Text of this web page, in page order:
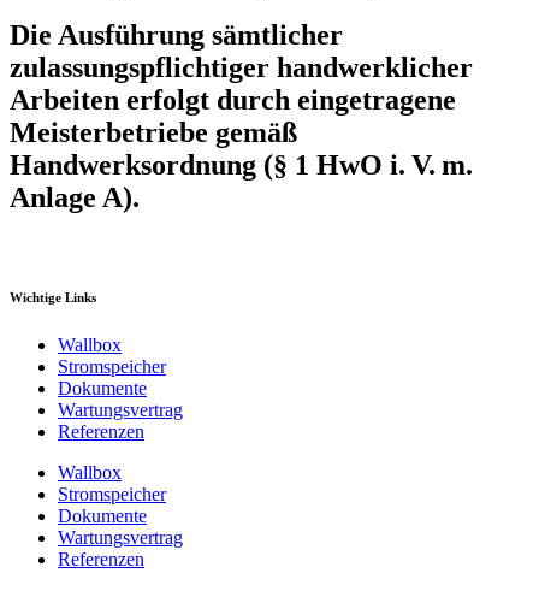
Die Ausführung sämtlicher
zulassungspflichtiger handwerklicher
Arbeiten erfolgt durch eingetragene
Meisterbetriebe gemäß
Handwerksordnung (§ 1 HwO i. V. m.
Anlage A).
Wichtige Links
Wallbox
Stromspeicher
Dokumente
Wartungsvertrag
Referenzen
Wallbox
Stromspeicher
Dokumente
Wartungsvertrag
Referenzen